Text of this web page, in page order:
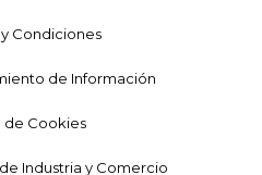
Condiciones
de Información
de Cookies
Industria y Comercio